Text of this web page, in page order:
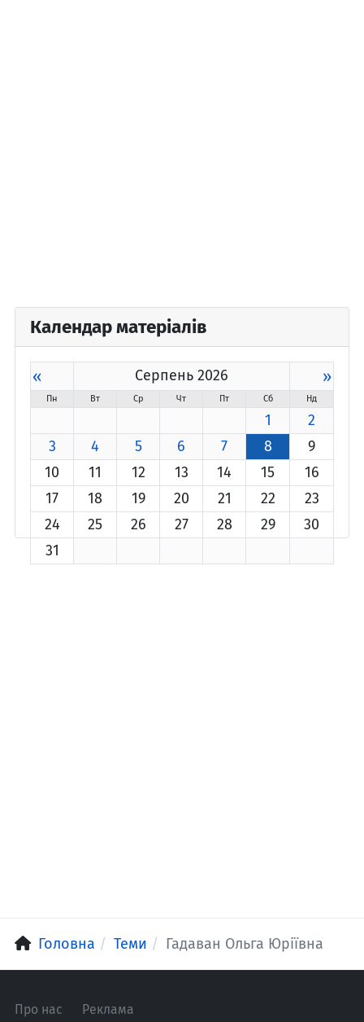
Календар матеріалів
« Серпень 2026 »
Пн Вт Ср Чт Пт Сб Нд
1
2
3
4 5 6 7 8
9
10
11 12 13 14 15
16
17
18 19 20 21 22
23
24
25 26 27 28 29
30
31
Головна Теми Гадаван Ольга Юріївна
Про нас Реклама